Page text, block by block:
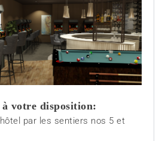
à votre disposition:
par les sentiers nos 5 et